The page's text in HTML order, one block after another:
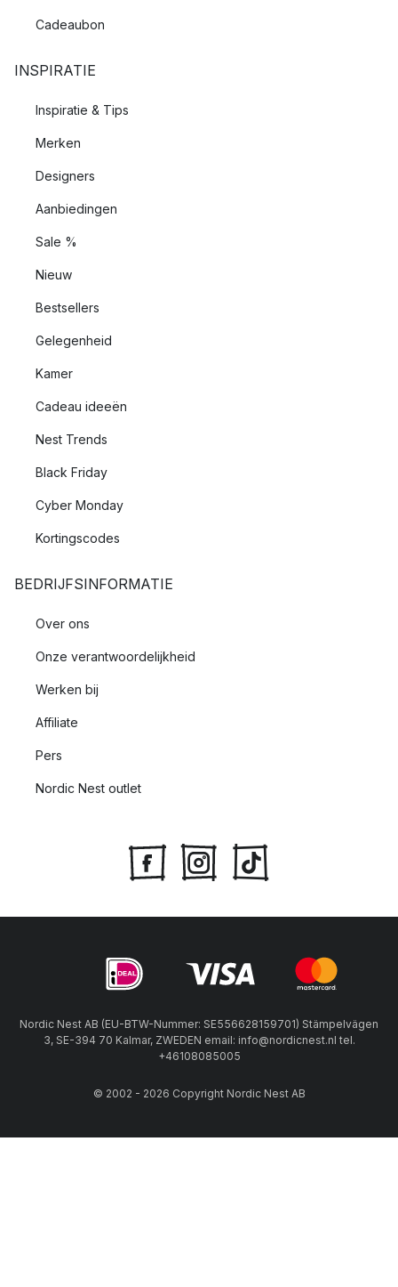
Cadeaubon
INSPIRATIE
Inspiratie & Tips
Merken
Designers
Aanbiedingen
Sale %
Nieuw
Bestsellers
Gelegenheid
Kamer
Cadeau ideeën
Nest Trends
Black Friday
Cyber Monday
Kortingscodes
BEDRIJFSINFORMATIE
Over ons
Onze verantwoordelijkheid
Werken bij
Affiliate
Pers
Nordic Nest outlet
Nordic Nest AB (EU-BTW-Nummer: SE556628159701) Stämpelvägen
3, SE-394 70 Kalmar, ZWEDEN email: info@nordicnest.nl tel.
+46108085005
© 2002 - 2026 Copyright Nordic Nest AB